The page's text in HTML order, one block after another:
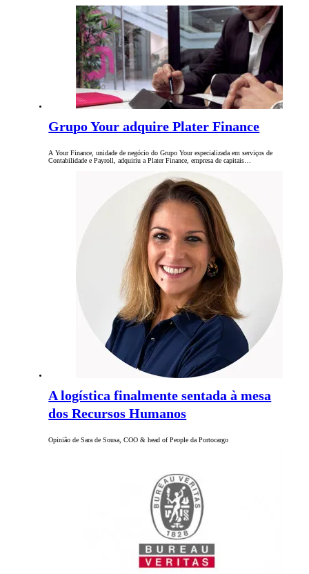
Grupo Your adquire Plater Finance
A Your Finance, unidade de negócio do Grupo Your especializada em serviços de
Contabilidade e Payroll, adquiriu a Plater Finance, empresa de capitais…
A logística finalmente sentada à mesa
dos Recursos Humanos
Opinião de Sara de Sousa, COO & head of People da Portocargo